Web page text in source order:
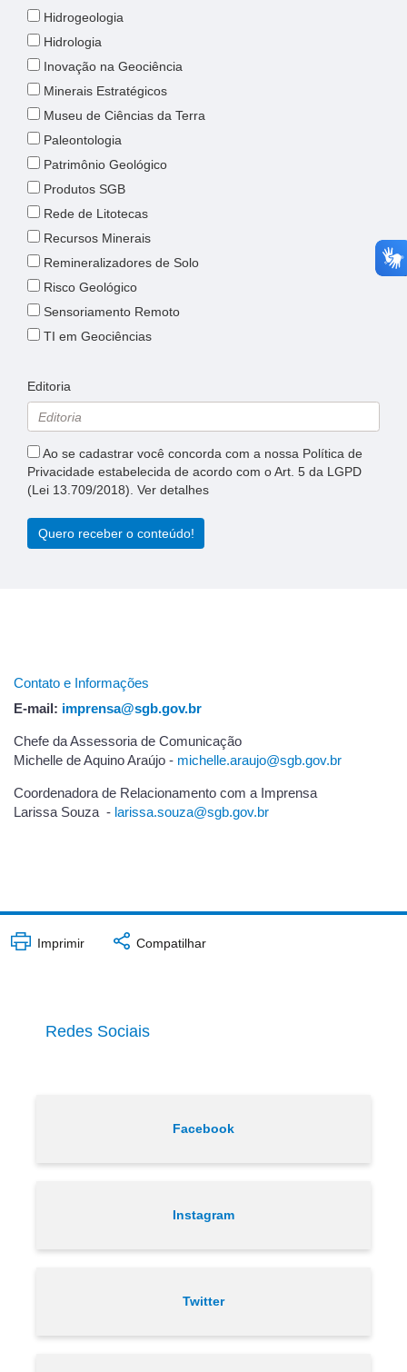
Hidrogeologia
Hidrologia
Inovação na Geociência
Minerais Estratégicos
Museu de Ciências da Terra
Paleontologia
Patrimônio Geológico
Produtos SGB
Rede de Litotecas
Recursos Minerais
Remineralizadores de Solo
Risco Geológico
Sensoriamento Remoto
TI em Geociências
Editoria
Ao se cadastrar você concorda com a nossa Política de
Privacidade estabelecida de acordo com o Art. 5 da LGPD
(Lei 13.709/2018). Ver detalhes
Quero receber o conteúdo!
Contato e Informações
E-mail: imprensa@sgb.gov.br
Chefe da Assessoria de Comunicação
Michelle de Aquino Araújo - michelle.araujo@sgb.gov.br
Coordenadora de Relacionamento com a Imprensa
Larissa Souza - arissa.souza@sgb.gov.br
Imprimir Compatilhar
Redes Sociais
Facebook
Instagram
Twitter